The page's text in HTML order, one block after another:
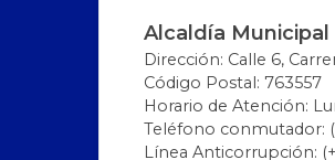
Alcaldía Municipal
Dirección: Calle 6,
Código Postal: 763557
Horario de Atención:
Teléfono conmutador:
Línea Anticorrupción: